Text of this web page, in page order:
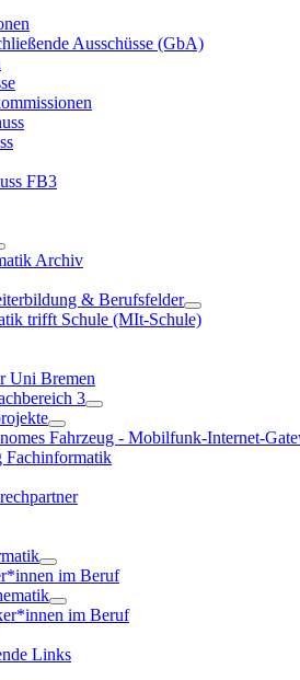
Ausschüsse (GbA)
FB3
Archiv
& Berufsfelder
trifft Schule (MIt-Schule)
Uni Bremen
3
Fahrzeug - Mobilfunk-Internet-
Fachinformatik
im Beruf
im Beruf
Links